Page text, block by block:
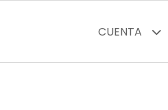
CUENTA